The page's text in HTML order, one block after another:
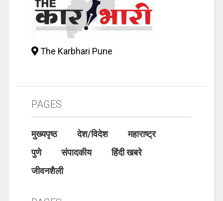
The Karbhari Pune
PAGES
मुख्यपृष्ठ देश/विदेश
महाराष्ट्र
पुणे
संपादकीय
हिंदी खबरे
जीवनशैली